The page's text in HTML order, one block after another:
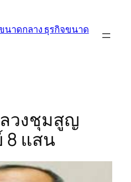
นาดกลาง ธุรกิจขนาด
วงชุมสูญ
8 แสน